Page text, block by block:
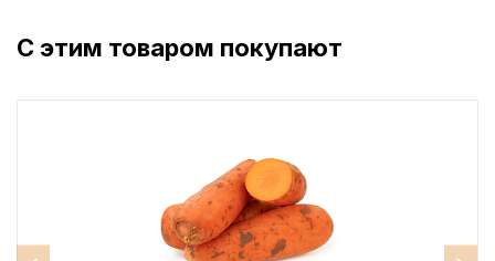
С этим товаром покупают